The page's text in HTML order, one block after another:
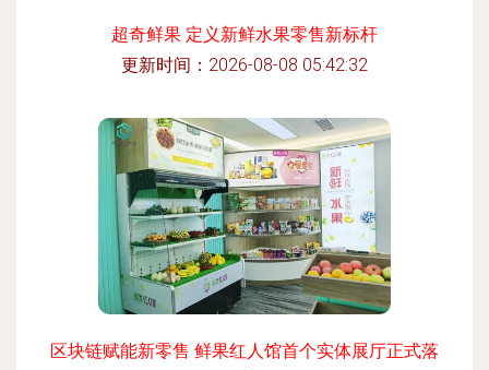
超奇鲜果 定义新鲜水果零售新标杆
更新时间：2026-08-08 05:42:32
区块链赋能新零售 鲜果红人馆首个实体展厅正式落